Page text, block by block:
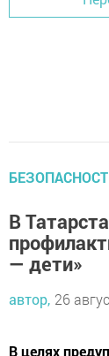
В
— дети»
автор, 26
В целях